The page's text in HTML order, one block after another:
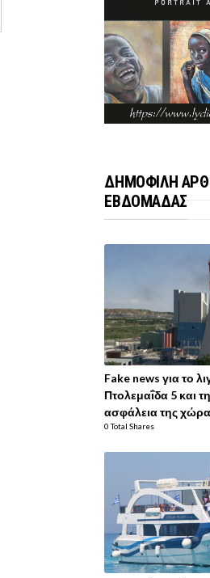
ΔΗΜΟΦΙΛΗ
ΕΒΔΟΜΑΔΑΣ
Fake news για το
Πτολεμαΐδα 5 και
ασφάλεια της
0 Total Shares